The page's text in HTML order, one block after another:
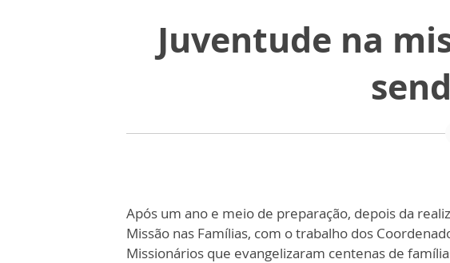
Juventude na
Após um ano e meio de preparação, depois da
Missão nas Famílias, com o trabalho dos
Missionários que evangelizaram centenas de